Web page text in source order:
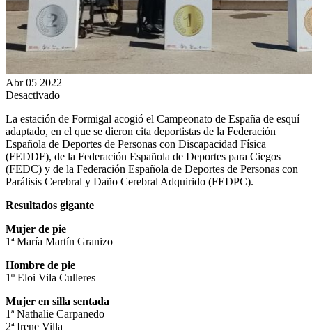
Abr05 2022
Desactivado
La estación de Formigal acogió el Campeonato de España de esquí
adaptado, en el que se dieron cita deportistas de la Federación
Española de Deportes de Personas con Discapacidad Física
(FEDDF), de la Federación Española de Deportes para Ciegos
(FEDC) y de la Federación Española de Deportes de Personas con
Parálisis Cerebral y Daño Cerebral Adquirido (FEDPC).
Resultados gigante
Mujer de pie
1ª María Martín Granizo
Hombre de pie
1º Eloi Vila Culleres
Mujer en silla sentada
1ª Nathalie Carpanedo
2ª Irene Villa